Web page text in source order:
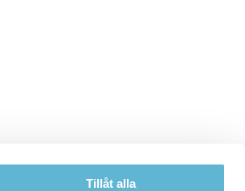
Tillåt alla